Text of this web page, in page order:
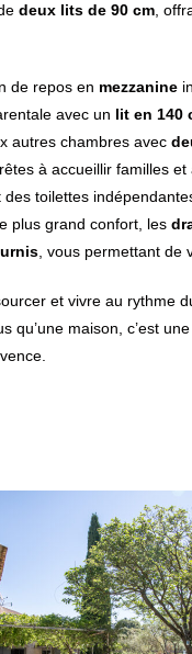
deux lits de 90 cm,
de repos en mezzanine
avec un lit en 140
autres chambres avec
à accueillir familles et
des toilettes
plus grand confort, les
, vous permettant de
et vivre au rythme
qu’une maison, c’est